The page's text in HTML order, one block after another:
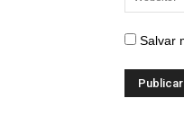
Salvar